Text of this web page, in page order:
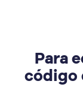
Para
código